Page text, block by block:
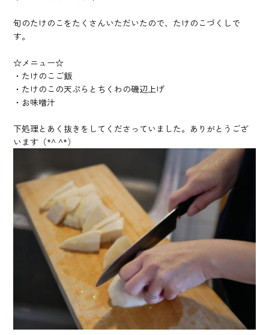
旬のたけのこをたくさんいただいたので、たけのこづくしで
す。
☆メニュー☆
・たけのこご飯
・たけのこの天ぷらとちくわの磯辺上げ
・お味噌汁
下処理とあく抜きをしてくださっていました。ありがとうござ
います（*^ ^*）